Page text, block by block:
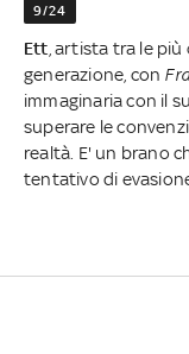
9/24
Ett , artista tra le
generazione, con
immaginaria con il
superare le
realtà. E' un brano
tentativo di